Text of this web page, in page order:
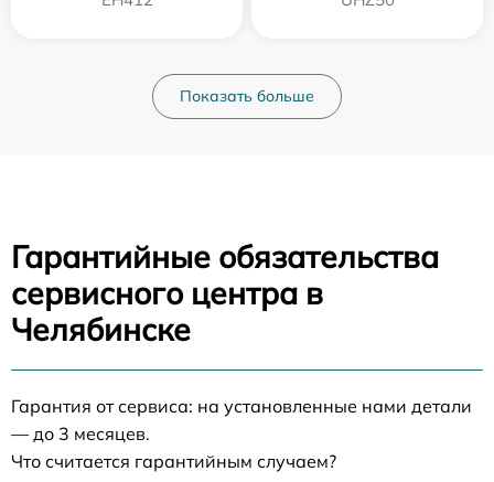
Показать больше
Гарантийные обязательства
сервисного центра в
Челябинске
Гарантия от сервиса: на установленные нами детали
— до 3 месяцев.
Что считается гарантийным случаем?